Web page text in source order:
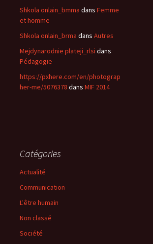
Shkola onlain_bmma dans Femme
et homme
Shkola onlain_brma dans Autres
Mejdynarodnie plateji_rlsi dans
Pédagogie
https://pxhere.com/en/photograp
her-me/5076378 dans MIF 2014
Catégories
Actualité
Communication
L'être humain
Non classé
Société